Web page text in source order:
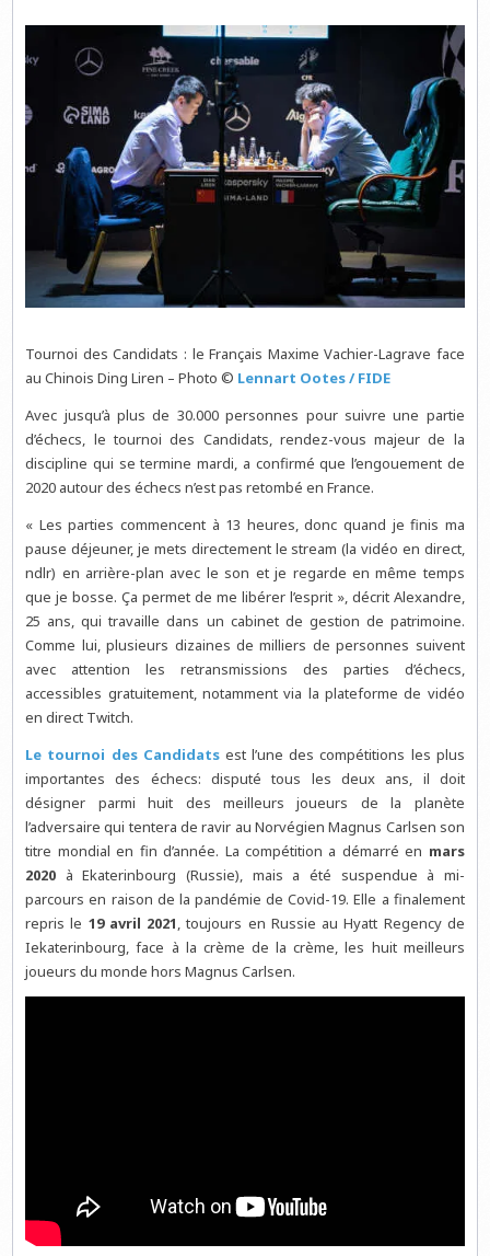
Tournoi des Candidats : le Français Maxime Vachier-Lagrave face
au Chinois Ding Liren – Photo © Lennart Ootes / FIDE
Avec jusqu’à plus de 30.000 personnes pour suivre une partie
d’échecs, le tournoi des Candidats, rendez-vous majeur de la
discipline qui se termine mardi, a confirmé que l’engouement de
2020 autour des échecs n’est pas retombé en France.
« Les parties commencent à 13 heures, donc quand je finis ma
pause déjeuner, je mets directement le stream (la vidéo en direct,
ndlr) en arrière-plan avec le son et je regarde en même temps
que je bosse. Ça permet de me libérer l’esprit », décrit Alexandre,
25 ans, qui travaille dans un cabinet de gestion de patrimoine.
Comme lui, plusieurs dizaines de milliers de personnes suivent
avec attention les retransmissions des parties d’échecs,
accessibles gratuitement, notamment via la plateforme de vidéo
en direct Twitch.
Le tournoi des Candidatsest l’une des compétitions les plus
importantes des échecs: disputé tous les deux ans, il doit
désigner parmi huit des meilleurs joueurs de la planète
l’adversaire qui tentera de ravir au Norvégien Magnus Carlsen son
titre mondial en fin d’année. La compétition a démarré en mars
2020 à Ekaterinbourg (Russie), mais a été suspendue à mi-
parcours en raison de la pandémie de Covid-19. Elle a finalement
repris le 19 avril 2021, toujours en Russie au Hyatt Regency de
Iekaterinbourg, face à la crème de la crème, les huit meilleurs
joueurs du monde hors Magnus Carlsen.